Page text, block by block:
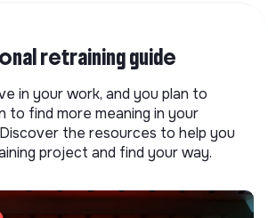
retraining guide
in your work, and you plan to
to find more meaning in your
the resources to help you
project and find your way.